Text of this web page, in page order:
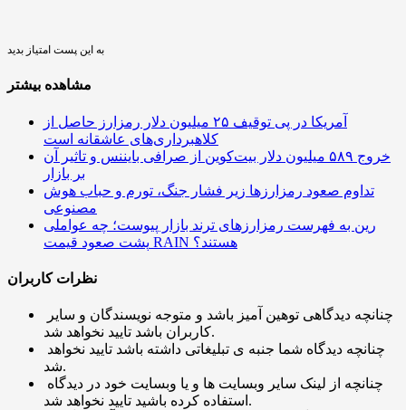
به این پست امتیاز بدید
مشاهده بیشتر
آمریکا در پی توقیف ۲۵ میلیون دلار رمزارز حاصل از
کلاهبرداری‌های عاشقانه است
خروج ۵۸۹ میلیون دلار بیت‌کوین از صرافی بایننس و تاثیر آن
بر بازار
تداوم صعود رمزارزها زیر فشار جنگ، تورم و حباب هوش
مصنوعی
رین به فهرست رمزارزهای ترند بازار پیوست؛ چه عواملی
پشت صعود قیمت RAIN هستند؟
نظرات کاربران
کاربران باشد تایید نخواهد شد.
شد.
استفاده کرده باشید تایید نخواهد شد.